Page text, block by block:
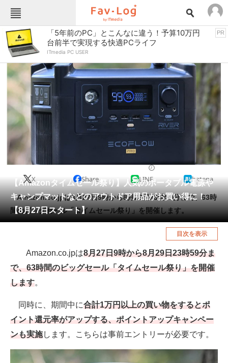
Fav-Logカテゴリー一覧
TOP アウトドア用品
インテリア・収納 おもちゃ・ホビー
カメラ
キッチン用品 ゲーム
コンテンツ・サービス スイーツ・お菓子
スポーツ・レジャー スマホ・携帯電話
パソコン・タブレット ファッション
ペット 家電
工具・DIY 本・DVD・CD
生活家電 生活用品
釣り具・釣り用品
食器・グラス・カトラリー
メディア
「5年前のPC」とこんなに違う！予算10万円
台前半で実現する快適PCライフ
ITmedia PC USER
PR
【Amazonタイムセール祭り】人気のポータブル電源や
キャンプマットなどのアウトドア用品がお買い得に！
【8月27日スタート】
X Share LINE hatena
Amazon.co.jpは8月27日9時から8月29日23時59分まで、63時
間のビッグセール「タイムセール祭り」を開催します。
目次を表示
Amazon.co.jpは8月27日9時から8月29日23時59分ま
で、63時間のビッグセール「タイムセール祭り」を開催
します。
同時に、期間中に合計1万円以上の買い物をするとポ
イント還元率がアップする、ポイントアップキャンペー
ンも実施します。こちらは事前エントリーが必要です。